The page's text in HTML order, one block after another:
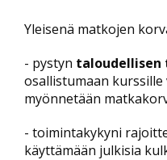
Yleisenä matkojen
- pystyn
osallistumaan kurssille
myönnetään
- toimintakykyni
käyttämään julkisia